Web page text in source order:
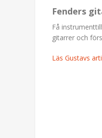
Fenders
Få
gitarrer och
Läs Gustavs